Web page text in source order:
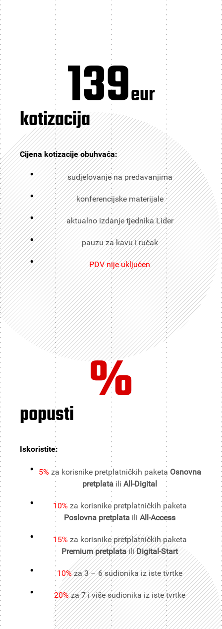
139eur
kotizacija
Cijena kotizacije obuhvaća:
sudjelovanje na predavanjima
konferencijske materijale
aktualno izdanje tjednika Lider
pauzu za kavu i ručak
PDV nije uključen
%
popusti
Iskoristite:
5% za korisnike pretplatničkih paketa Osnovna
pretplata ili All-Digital
10% za korisnike pretplatničkih paketa
Poslovna pretplata ili All-Access
15% za korisnike pretplatničkih paketa
Premium pretplatailiDigital-Start
10%za 3 – 6 sudionika iz iste tvrtke
20%za 7 i više sudionika iz iste tvrtke